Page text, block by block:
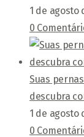
1 de agosto
0
Suas
descubra
1 de agosto
0